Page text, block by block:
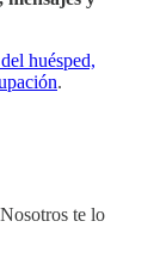
huésped,
.
te lo